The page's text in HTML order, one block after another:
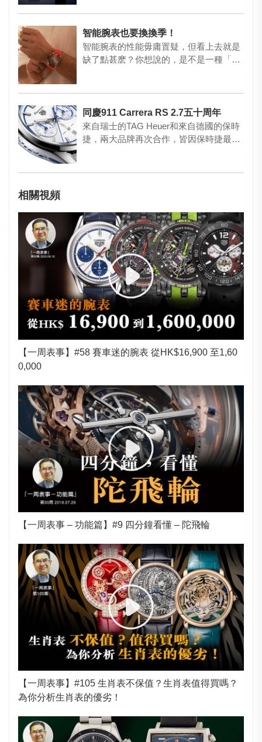
智能腕表也要換換季！
智能腕表的性能毋庸置疑，但看上去就是
缺了點甚麽？你想說的，是不是一種「個
同慶911 Carrera RS 2.7五十周年
來自瑞士的TAG Heuer和來自德國的保時
捷，兩大品牌再次合作，皆因保時捷最具
相關視頻
【一周表事】#58 賽車迷的腕表 從HK$16,900 至1,60
0,000
【一周表事 – 功能篇】#9 四分鐘看懂 – 陀飛輪
【一周表事】#105 生肖表不保值？生肖表值得買嗎？
為你分析生肖表的優劣！